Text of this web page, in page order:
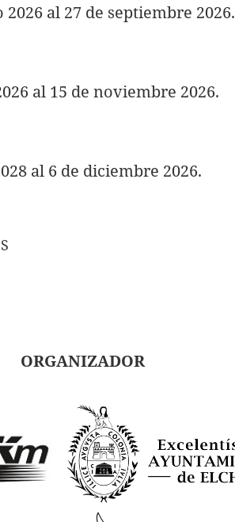
al 27 de septiembre 2026.
al 15 de noviembre 2026.
al 6 de diciembre 2026.
ORGANIZADOR